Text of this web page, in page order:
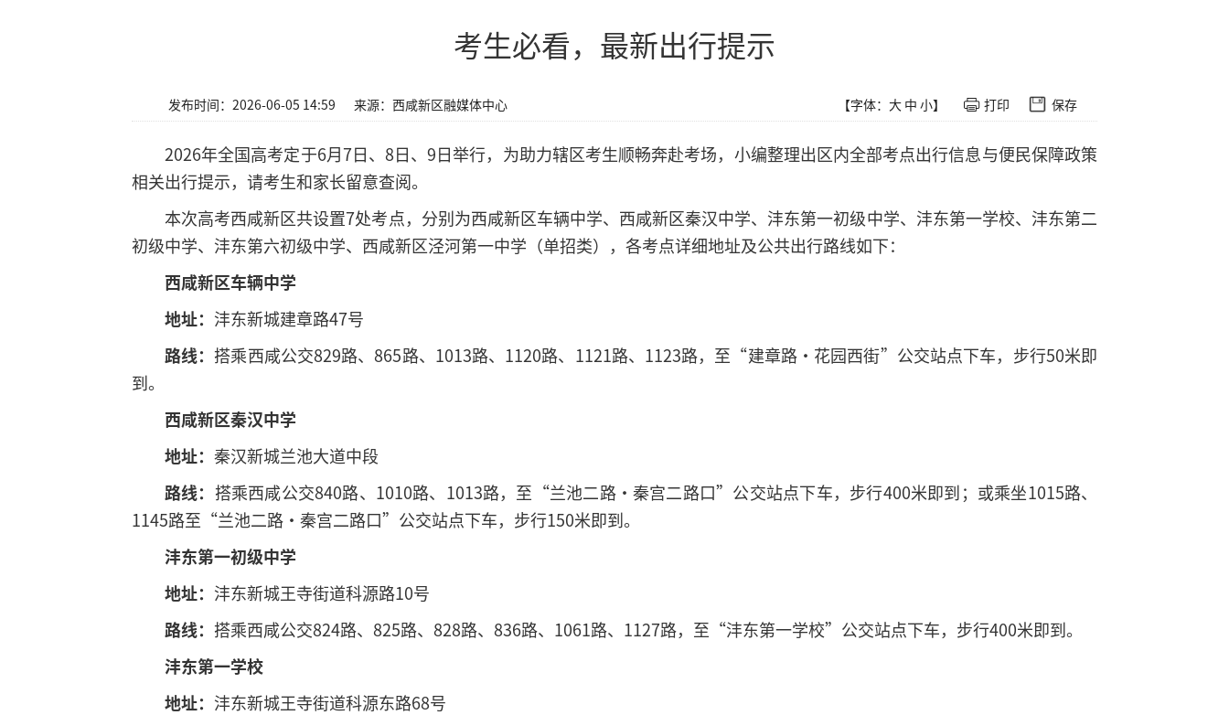
考生必看，最新出行提示
发布时间：2026-06-05 14:59 来源：西咸新区融媒体中心 【字体： 大 中 小】 打印 保存
2026年全国高考定于6月7日、8日、9日举行，为助力辖区考生顺畅奔赴考场，小编整理出区内全部考点出行信息与便民保障政策
相关出行提示，请考生和家长留意查阅。
本次高考西咸新区共设置7处考点，分别为西咸新区车辆中学、西咸新区秦汉中学、沣东第一初级中学、沣东第一学校、沣东第二
初级中学、沣东第六初级中学、西咸新区泾河第一中学（单招类），各考点详细地址及公共出行路线如下：
西咸新区车辆中学
地址： 沣东新城建章路47号
路线：搭乘西咸公交829路、865路、1013路、1120路、1121路、1123路，至“建章路·花园西街”公交站点下车，步行50米即
到。
西咸新区秦汉中学
地址： 秦汉新城兰池大道中段
路线： 搭乘西咸公交840路、1010路、1013路，至“兰池二路·秦宫二路口”公交站点下车，步行400米即到；或乘坐1015路、
1145路至“兰池二路·秦宫二路口”公交站点下车，步行150米即到。
沣东第一初级中学
地址： 沣东新城王寺街道科源路10号
路线： 搭乘西咸公交824路、825路、828路、836路、1061路、1127路，至“沣东第一学校”公交站点下车，步行400米即到。
沣东第一学校
地址： 沣东新城王寺街道科源东路68号